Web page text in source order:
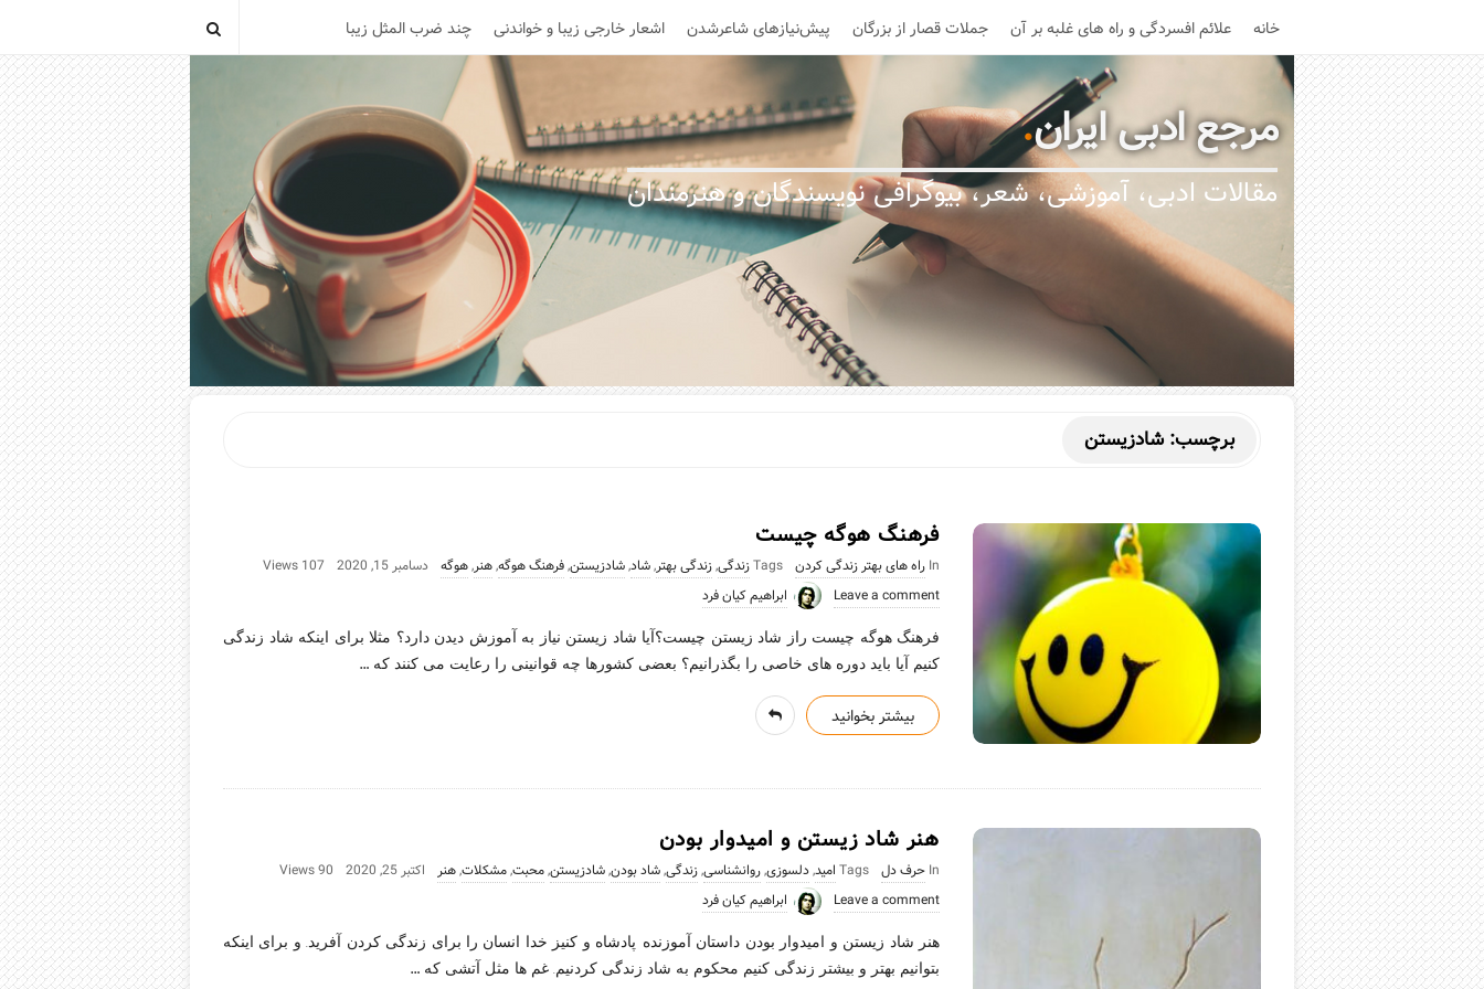
خانه علائم افسردگی و راه های غلبه بر آن جملات قصار از بزرگان پیش‌نیازهای شاعرشدن اشعار خارجی زیبا و خواندنی چند ضرب المثل زیبا
مرجع ادبی ایران.
مقالات ادبی، آموزشی، شعر، بیوگرافی نویسندگان و هنرمندان
برچسب: شادزیستن
فرهنگ هوگه چیست
In راه های بهتر زندگی کردن Tagsزندگی,زندگی بهتر,شاد,شادزیستن,فرهنگ هوگه,هنر,هوگه دسامبر 15, 2020
107 Views
Leave a comment
ابراهیم کیان فرد
فرهنگ هوگه چیست راز شاد زیستن چیست؟آیا شاد زیستن نیاز به آموزش دیدن دارد؟ مثلا برای اینکه شاد زندگی
کنیم آیا باید دوره های خاصی را بگذرانیم؟ بعضی کشورها چه قوانینی را رعایت می کنند که …
بیشتر بخوانید
هنر شاد زیستن و امیدوار بودن
In حرف دل Tags امید,دلسوزی,روانشناسی,زندگی,شاد بودن,شادزیستن,محبت,مشکلات,هنر اکتبر 25, 2020
90 Views
Leave a comment
ابراهیم کیان فرد
هنر شاد زیستن و امیدوار بودن داستان آموزنده_پادشاه و کنیز خدا انسان را برای زندگی کردن آفرید. و برای اینکه
بتوانیم بهتر و بیشتر زندگی کنیم محکوم به شاد زندگی کردنیم. غم ها مثل آتشی که …